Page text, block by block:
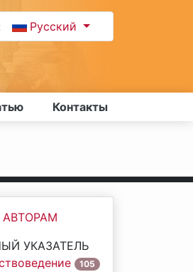
Русский
Контакты
УКАЗАТЕЛЬ
105